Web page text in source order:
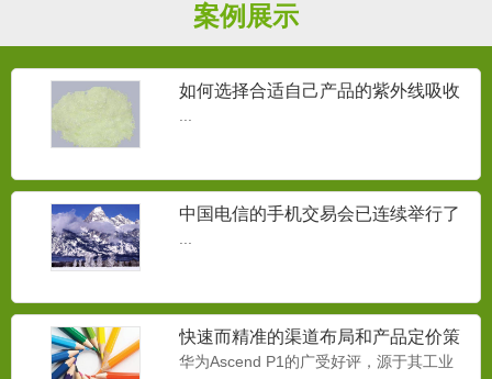
案例展示
如何选择合适自己产品的紫外线吸收
...
中国电信的手机交易会已连续举行了
...
快速而精准的渠道布局和产品定价策
略
华为Ascend P1的广受好评，源于其工业